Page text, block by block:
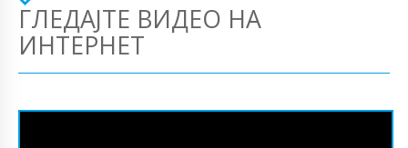
ГЛЕДАЈТЕ ВИДЕО НА
ИНТЕРНЕТ